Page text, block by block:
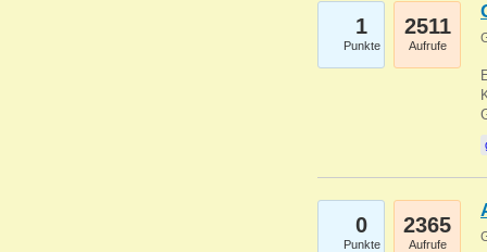
1
Punkte
2511
Aufrufe
0
Punkte
2365
Aufrufe